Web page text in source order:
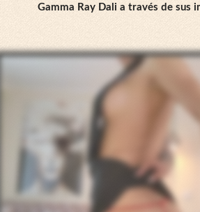
Gamma Ray Dali a través de sus